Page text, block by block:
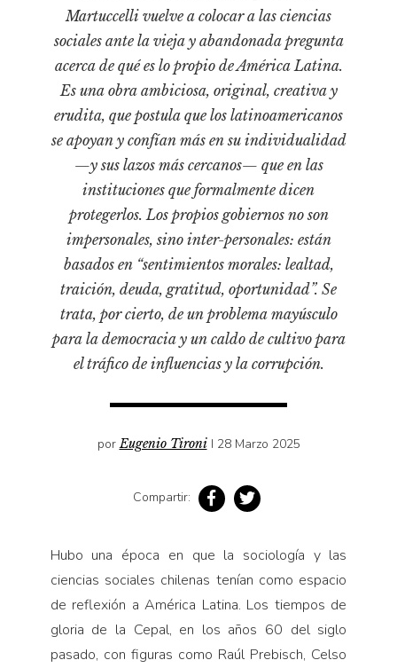
Historia material de los libros
Lagunas mentales
Medioambiente
Narrativas visuales
Pensamiento
Pensamiento ilustrado
Personaje
Personajes secundarios
Política
Relecturas
Vidas paralelas
Martuccelli vuelve a colocar a las ciencias
sociales ante la vieja y abandonada pregunta
acerca de qué es lo propio de América Latina.
Es una obra ambiciosa, original, creativa y
erudita, que postula que los latinoamericanos
se apoyan y confían más en su individualidad
—y sus lazos más cercanos— que en las
instituciones que formalmente dicen
protegerlos. Los propios gobiernos no son
impersonales, sino inter-personales: están
basados en “sentimientos morales: lealtad,
traición, deuda, gratitud, oportunidad”. Se
trata, por cierto, de un problema mayúsculo
para la democracia y un caldo de cultivo para
el tráfico de influencias y la corrupción.
porEugenio Tironi I 28 Marzo 2025
Compartir:
Hubo una época en que la sociología y las
ciencias sociales chilenas tenían como espacio
de reflexión a América Latina. Los tiempos de
gloria de la Cepal, en los años 60 del siglo
pasado, con figuras como Raúl Prebisch, Celso